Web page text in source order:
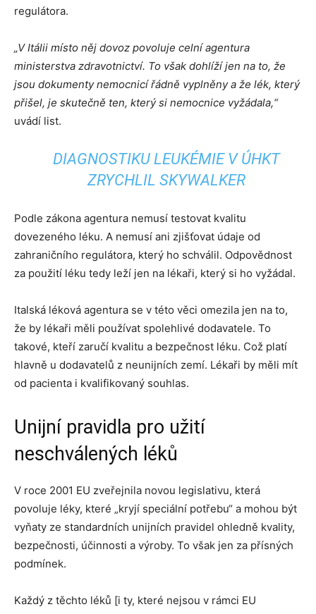
regulátora.
„V Itálii místo něj dovoz povoluje celní agentura
ministerstva zdravotnictví. To však dohlíží jen na to, že
jsou dokumenty nemocnicí řádně vyplněny a že lék, který
přišel, je skutečně ten, který si nemocnice vyžádala,“
uvádí list.
DIAGNOSTIKU LEUKÉMIE V ÚHKT
ZRYCHLIL SKYWALKER
Podle zákona agentura nemusí testovat kvalitu
dovezeného léku. A nemusí ani zjišťovat údaje od
zahraničního regulátora, který ho schválil. Odpovědnost
za použití léku tedy leží jen na lékaři, který si ho vyžádal.
Italská léková agentura se v této věci omezila jen na to,
že by lékaři měli používat spolehlivé dodavatele. To
takové, kteří zaručí kvalitu a bezpečnost léku. Což platí
hlavně u dodavatelů z neunijních zemí. Lékaři by měli mít
od pacienta i kvalifikovaný souhlas.
Unijní pravidla pro užití
neschválených léků
V roce 2001 EU zveřejnila novou legislativu, která
povoluje léky, které „kryjí speciální potřebu“ a mohou být
vyňaty ze standardních unijních pravidel ohledně kvality,
bezpečnosti, účinnosti a výroby. To však jen za přísných
podmínek.
Každý z těchto léků [i ty, které nejsou v rámci EU